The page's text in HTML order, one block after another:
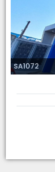
SA1072